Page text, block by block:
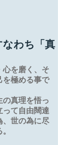
わち「真
を磨く、そ
を極める事で
の真理を悟っ
って自由闊達
、世の為に尽